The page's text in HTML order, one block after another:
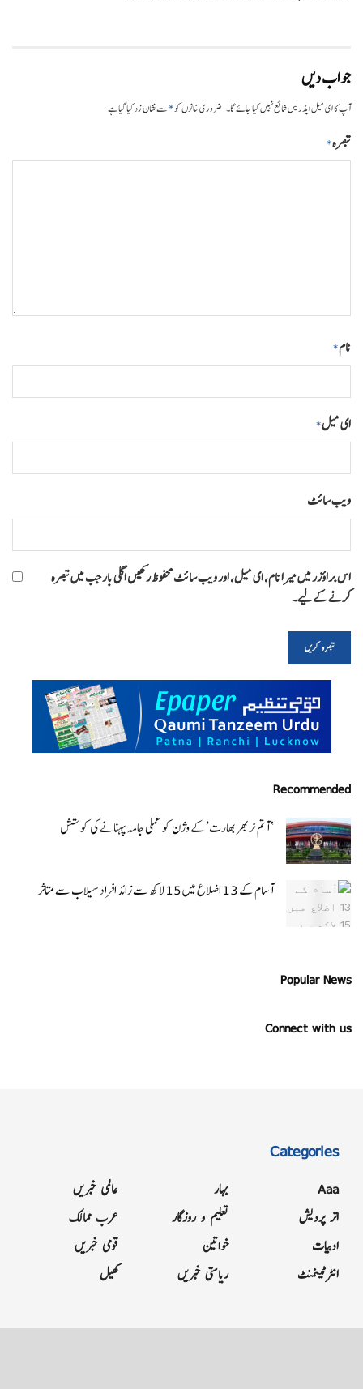
جواب دیں
آپ کا ای میل ایڈریس شائع نہیں کیا جائے گا۔ ضروری خانوں کو*سے نشان زد کیا گیا ہے
تبصرہ*
نام*
ای میل*
ویب‌ سائٹ
اس براؤزر میں میرا نام، ای میل، اور ویب سائٹ محفوظ رکھیں اگلی بار جب میں تبصرہ
کرنے کےلیے۔
Recommended
‘ آتم نربھر بھارت’ کے وژن کو عملی جامہ پہنانے کی کوشش
آسام کے 13 اضلاع میں 15 لاکھ سے زائد افراد سیلاب سے متاثر
Popular News
Connect with us
Categories
Aaa
اتر پردیش
ادبیات
انٹرٹینمنٹ
بہار
تعلیم و روزگار
خواتین
ریاستی خبریں
عالمی خبریں
عرب ممالک
قومی خبریں
کھیل